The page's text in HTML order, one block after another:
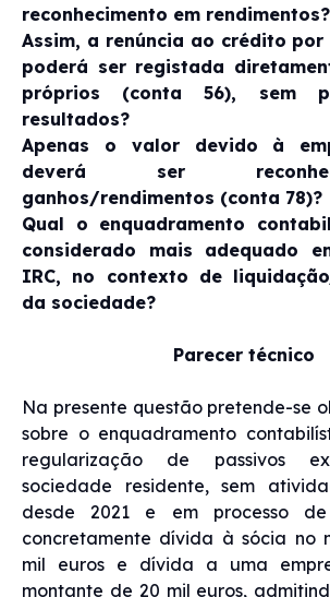
reconhecimento em rendimentos?
Assim, a renúncia ao crédito
poderá ser registada
próprios (conta 56), sem
resultados?
Apenas o valor devido à
deverá ser
ganhos/rendimentos (conta 78)?
Qual o enquadramento
considerado mais adequado
IRC, no contexto de
da sociedade?
Parecer técnico
Na presente questão pretende-se
sobre o enquadramento
regularização de passivos
sociedade residente, sem
desde 2021 e em processo de
concretamente dívida à sócia no
mil euros e dívida a uma
montante de 20 mil euros,